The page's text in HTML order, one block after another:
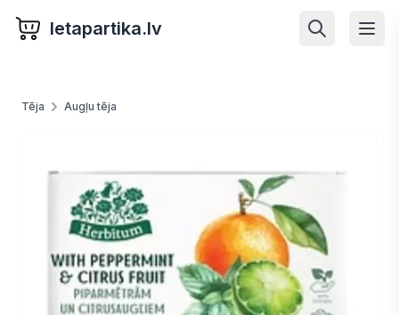
letapartika.lv
Tēja Augļu tēja